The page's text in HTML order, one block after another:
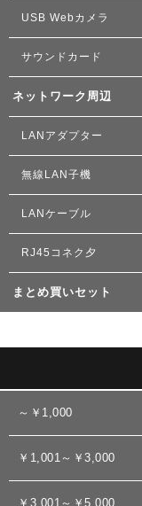
USB Webカメラ
サウンドカード
ネットワーク周辺
LANアダプター
無線LAN子機
LANケーブル
RJ45コネク夕
まとめ買いセット
～￥1,000
￥1,001～￥3,000
￥3,001～￥5,000